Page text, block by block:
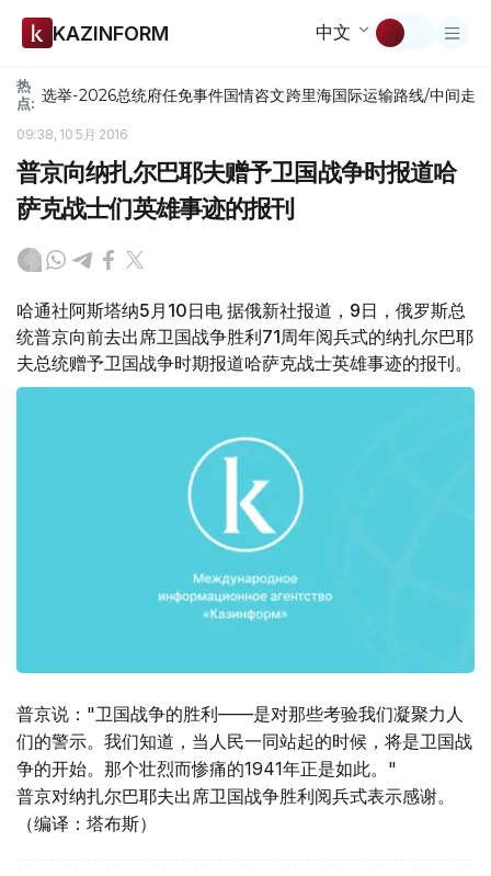
KAZINFORM 中文
热
点: 选举-2026总统府任免事件国情咨文跨里海国际运输路线/中间走廊
09:38, 10 5月 2016
普京向纳扎尔巴耶夫赠予卫国战争时报道哈
萨克战士们英雄事迹的报刊
哈通社阿斯塔纳5月10日电 据俄新社报道，9日，俄罗斯总
统普京向前去出席卫国战争胜利71周年阅兵式的纳扎尔巴耶
夫总统赠予卫国战争时期报道哈萨克战士英雄事迹的报刊。
普京说："卫国战争的胜利——是对那些考验我们凝聚力人
们的警示。我们知道，当人民一同站起的时候，将是卫国战
争的开始。那个壮烈而惨痛的1941年正是如此。"
普京对纳扎尔巴耶夫出席卫国战争胜利阅兵式表示感谢。
（编译：塔布斯）